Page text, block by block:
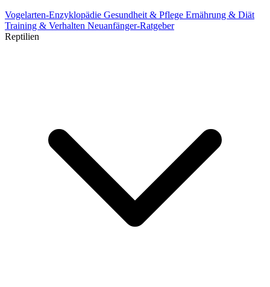
Vogelarten-Enzyklopädie Gesundheit & Pflege Ernährung & Diät
Training & Verhalten Neuanfänger-Ratgeber
Reptilien